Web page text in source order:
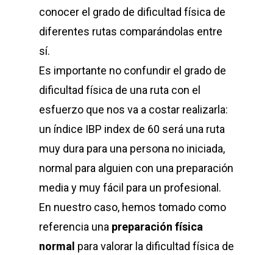
conocer el grado de dificultad física de
diferentes rutas comparándolas entre
sí.
Es importante no confundir el grado de
dificultad física de una ruta con el
esfuerzo que nos va a costar realizarla:
un índice IBP index de 60 será una ruta
muy dura para una persona no iniciada,
normal para alguien con una preparación
media y muy fácil para un profesional.
En nuestro caso, hemos tomado como
referencia una preparación física
normal para valorar la dificultad física de